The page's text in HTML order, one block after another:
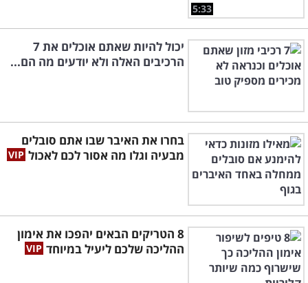
5:33
יכול להיות שאתם אוכלים את 7
הרכיבים האלה ולא יודעים מה הם...
בחרו את האיבר שבו אתם סובלים
מבעיה וגלו מה אסור לכם לאכול
8 הטריקים הבאים יהפכו את אימון
ההליכה שלכם ליעיל במיוחד